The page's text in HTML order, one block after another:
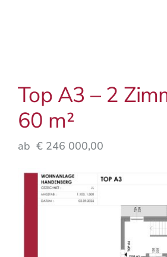
Top A3 – 2
60 m²
ab € 246 000,00